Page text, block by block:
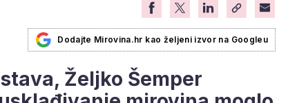
Dodajte Mirovina.hr kao željeni izvor na Googleu
Željko Šemper